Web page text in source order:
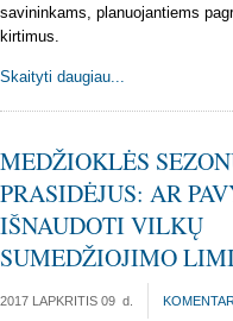
savininkams, planuojantiems
kirtimus.
Skaityti daugiau...
MEDŽIOKLĖS
PRASIDĖJUS: AR
IŠNAUDOTI VILKŲ
SUMEDŽIOJIMO
2017 LAPKRITIS 09 d.